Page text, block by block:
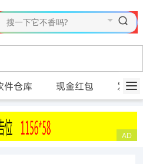
件仓库 现金红包 发布